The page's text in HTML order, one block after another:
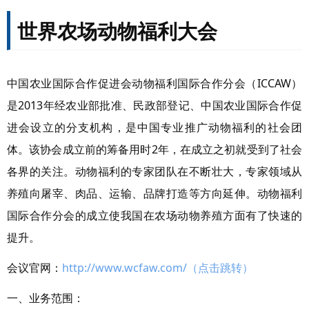
世界农场动物福利大会
中国农业国际合作促进会动物福利国际合作分会（ICCAW）
是2013年经农业部批准、民政部登记、中国农业国际合作促
进会设立的分支机构，是中国专业推广动物福利的社会团
体。该协会成立前的筹备用时2年，在成立之初就受到了社会
各界的关注。动物福利的专家团队在不断壮大，专家领域从
养殖向屠宰、肉品、运输、品牌打造等方向延伸。动物福利
国际合作分会的成立使我国在农场动物养殖方面有了快速的
提升。
会议官网： http://www.wcfaw.com/（点击跳转）
一、业务范围：